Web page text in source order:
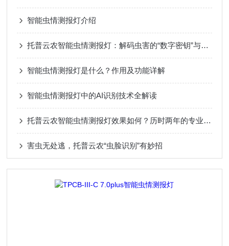
智能虫情测报灯介绍
托普云农智能虫情测报灯：解码虫害的“数字密钥”与用户痛点破解之道
智能虫情测报灯是什么？作用及功能详解
智能虫情测报灯中的AI识别技术全解读
托普云农智能虫情测报灯效果如何？历时两年的专业验证告诉你答案
害虫无处逃，托普云农“虫脸识别”有妙招